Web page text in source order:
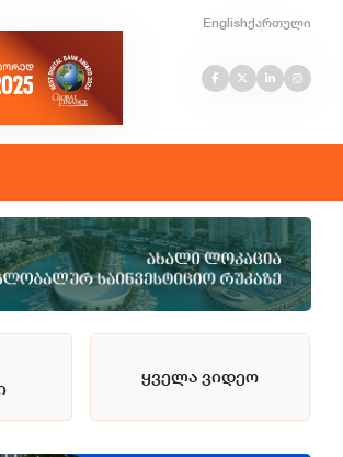
Englishქართული
ყველა ვიდეო